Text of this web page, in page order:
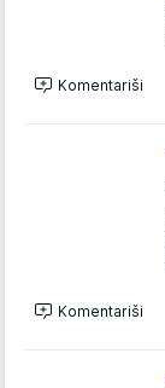
Komentariši
Komentariši